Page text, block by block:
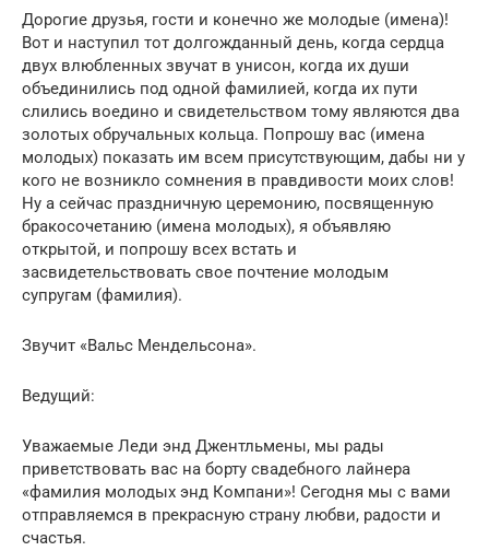
Дорогие друзья, гости и конечно же молодые (имена)!
Вот и наступил тот долгожданный день, когда сердца
двух влюбленных звучат в унисон, когда их души
объединились под одной фамилией, когда их пути
слились воедино и свидетельством тому являются два
золотых обручальных кольца. Попрошу вас (имена
молодых) показать им всем присутствующим, дабы ни у
кого не возникло сомнения в правдивости моих слов!
Ну а сейчас праздничную церемонию, посвященную
бракосочетанию (имена молодых), я объявляю
открытой, и попрошу всех встать и
засвидетельствовать свое почтение молодым
супругам (фамилия).
Звучит «Вальс Мендельсона».
Ведущий:
Уважаемые Леди энд Джентльмены, мы рады
приветствовать вас на борту свадебного лайнера
«фамилия молодых энд Компани»! Сегодня мы с вами
отправляемся в прекрасную страну любви, радости и
счастья.